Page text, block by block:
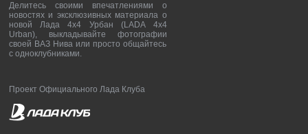
Делитесь своими впечатлениями о
новостях и эксклюзивных материала о
новой Лада 4х4 Урбан (LADA 4x4
Urban), выкладывайте фотографии
своей ВАЗ Нива или просто общайтесь
с одноклубниками.
Проект Официального Лада Клуба